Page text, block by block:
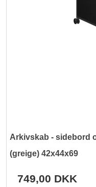
Arkivskab - sidebord
(greige) 42x44x69
749,00 DKK